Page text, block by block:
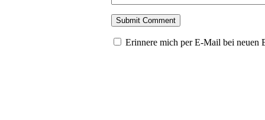
Erinnere mich per E-Mail bei neuen